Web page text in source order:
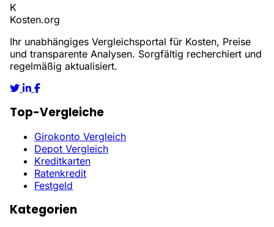
K
Kosten.org
Ihr unabhängiges Vergleichsportal für Kosten, Preise
und transparente Analysen. Sorgfältig recherchiert und
regelmäßig aktualisiert.
Top-Vergleiche
Girokonto Vergleich
Depot Vergleich
Kreditkarten
Ratenkredit
Festgeld
Kategorien